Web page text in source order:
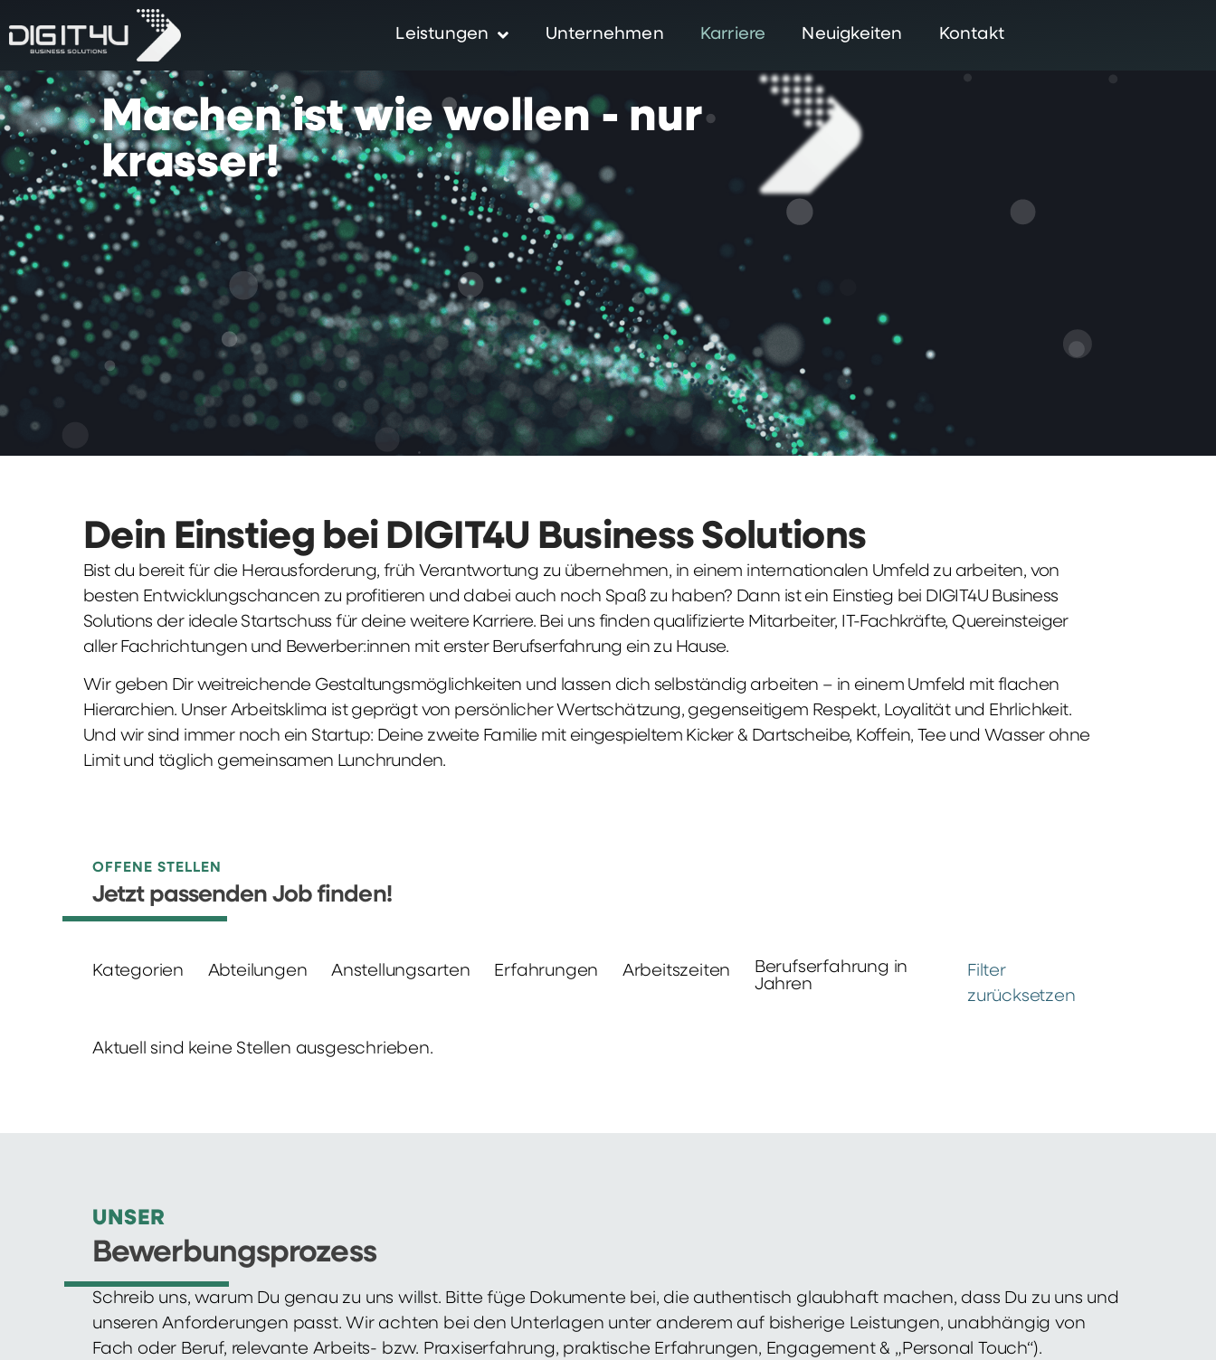
Leistungen Unternehmen Karriere Neuigkeiten Kontakt
Machen ist wie wollen - nur
krasser!
Dein Einstieg bei DIGIT4U Business Solutions
Bist du bereit für die Herausforderung, früh Verantwortung zu übernehmen, in einem internationalen Umfeld zu arbeiten, von
besten Entwicklungschancen zu profitieren und dabei auch noch Spaß zu haben? Dann ist ein Einstieg bei DIGIT4U Business
Solutions der ideale Startschuss für deine weitere Karriere. Bei uns finden qualifizierte Mitarbeiter, IT-Fachkräfte, Quereinsteiger
aller Fachrichtungen und Bewerber:innen mit erster Berufserfahrung ein zu Hause.
Wir geben Dir weitreichende Gestaltungsmöglichkeiten und lassen dich selbständig arbeiten – in einem Umfeld mit flachen
Hierarchien. Unser Arbeitsklima ist geprägt von persönlicher Wertschätzung, gegenseitigem Respekt, Loyalität und Ehrlichkeit.
Und wir sind immer noch ein Startup: Deine zweite Familie mit eingespieltem Kicker & Dartscheibe, Koffein, Tee und Wasser ohne
Limit und täglich gemeinsamen Lunchrunden.
OFFENE STELLEN
Jetzt passenden Job finden!
Kategorien Abteilungen Anstellungsarten Erfahrungen Arbeitszeiten
Berufserfahrung in
Jahren
Filter
zurücksetzen
Aktuell sind keine Stellen ausgeschrieben.
UNSER
Bewerbungsprozess
Schreib uns, warum Du genau zu uns willst. Bitte füge Dokumente bei, die authentisch glaubhaft machen, dass Du zu uns und
unseren Anforderungen passt. Wir achten bei den Unterlagen unter anderem auf bisherige Leistungen, unabhängig von
Fach oder Beruf, relevante Arbeits- bzw. Praxiserfahrung, praktische Erfahrungen, Engagement & „Personal Touch“).